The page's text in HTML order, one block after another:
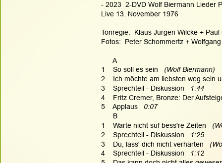
- 2023  2-DVD Wolf Biermann Lieder
Live 13. November 1976
Tonregie:  Klaus Jürgen Wilcke +
Fotos:  Peter Schommertz +
      A
1    So soll es sein
(Wolf Biermann)
2    Ich möchte am liebsten weg sein
3    Sprechteil - Diskussion
1:44
4    Fritz Cremer, Bronze: Der
5    Applaus 0:07
      B
1    Warte nicht suf bess're Zeiten
2    Sprechteil - Diskussion
1:25
3    Du, lass' dich nicht verhärten
4    Sprechteil - Diskussion
1:12